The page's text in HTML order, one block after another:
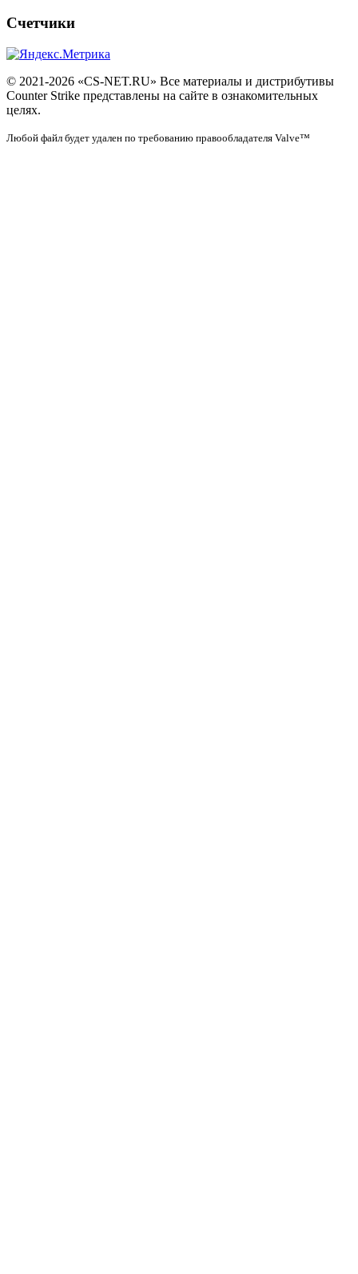
Счетчики
© 2021-2026 «CS-NET.RU» Все материалы и дистрибутивы
Counter Strike представлены на сайте в ознакомительных
целях.
Любой файл будет удален по требованию правообладателя Valve™